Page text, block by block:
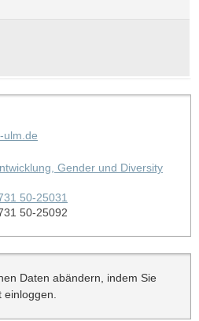
ulm.de
Gender und Diversity
50-25031
50-25092
Daten abändern, indem Sie